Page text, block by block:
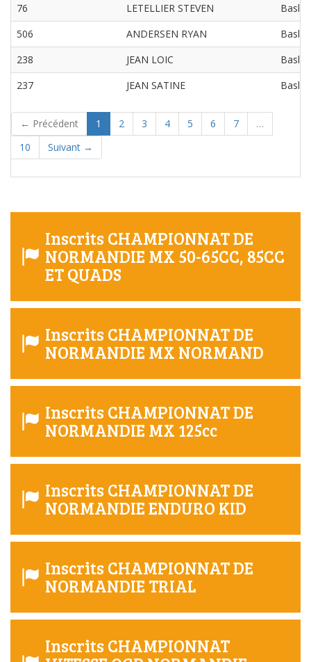
76
LETELLIER STEVEN
Basly
506
ANDERSEN RYAN
Basly
238
JEAN LOIC
Basly
237
JEAN SATINE Basly
← Précédent 1 (current)
2 3 4 5 6 7
…
10
Suivant →
Inscrits CHAMPIONNAT DE
NORMANDIE MX 50-65CC, 85CC
ET QUADS
Inscrits CHAMPIONNAT DE
NORMANDIE MX NORMAND
Inscrits CHAMPIONNAT DE
NORMANDIE MX 125cc
Inscrits CHAMPIONNAT DE
NORMANDIE ENDURO KID
Inscrits CHAMPIONNAT DE
NORMANDIE TRIAL
Inscrits CHAMPIONNAT